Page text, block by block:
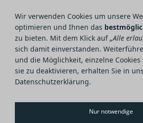
Form einer Rechnung. Erst danach
Reparatur durchgeführt werden soll.
Die Kosten für die technische Überprüfung
Preisliste entnehmen.
Wir verwenden Cookies um unsere
optimieren und Ihnen das
zu bieten. Mit dem Klick auf„Alle
sich damit einverstanden.
und die Möglichkeit, einzelne
sie zu deaktivieren, erhalten Sie in
Datenschutzerklärung.
Nur notwendige